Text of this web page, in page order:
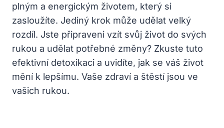
plným a energickým životem, který si
zasloužíte. Jediný krok může udělat velký
rozdíl. Jste připraveni vzít svůj život do svých
rukou a udělat potřebné změny? Zkuste tuto
efektivní detoxikaci a uvidíte, jak se váš život
mění k lepšímu. Vaše zdraví a štěstí jsou ve
vašich rukou.